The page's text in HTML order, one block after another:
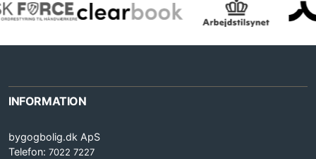
INFORMATION
bygogbolig.dk ApS
Telefon: 7022 7227